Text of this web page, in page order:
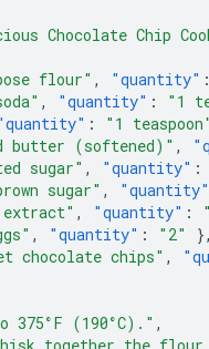
Chocolate Chip
flour" , "quantity" :
, "quantity" : "1
: "1 teaspoon"
butter (softened)" ,
sugar" , "quantity" :
sugar" , "quantity"
, "quantity" :
, "quantity" : "2"
},
chocolate chips" ,
375°F (190°C)." ,